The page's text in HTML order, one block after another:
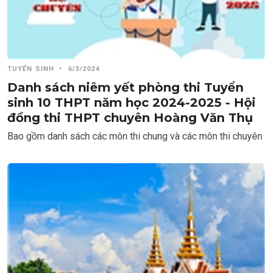
TUYỂN SINH • 6/3/2024
Danh sách niêm yết phòng thi Tuyển
sinh 10 THPT năm học 2024-2025 - Hội
đồng thi THPT chuyên Hoàng Văn Thụ
Bao gồm danh sách các môn thi chung và các môn thi chuyên